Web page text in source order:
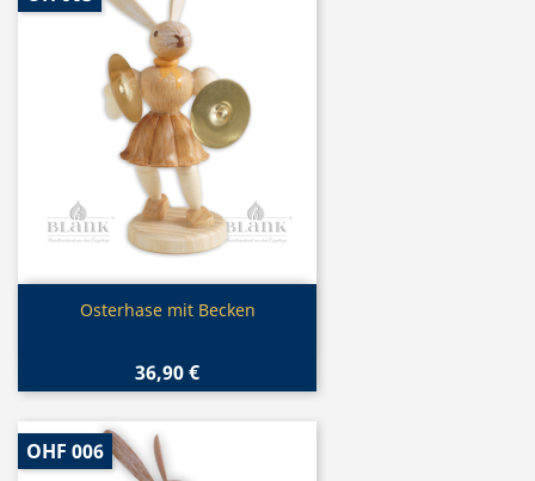
Vorschau
Osterhase mit Becken
36,90 €
OHF 006